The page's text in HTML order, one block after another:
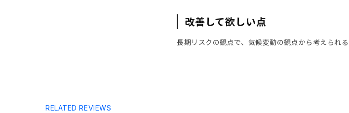
改善して欲しい点
長期リスクの観点で、気候変動の観点から考えられ
RELATED REVIEWS